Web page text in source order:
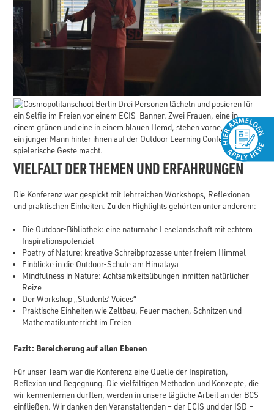
VIELFALT DER THEMEN UND ERFAHRUNGEN
Die Konferenz war gespickt mit lehrreichen Workshops, Reflexionen
und praktischen Einheiten. Zu den Highlights gehörten unter anderem:
Die Outdoor-Bibliothek: eine naturnahe Leselandschaft mit echtem
Inspirationspotenzial
Poetry of Nature: kreative Schreibprozesse unter freiem Himmel
Einblicke in die Outdoor-Schule am Himalaya
Mindfulness in Nature: Achtsamkeitsübungen inmitten natürlicher
Reize
Der Workshop „Students’ Voices“
Praktische Einheiten wie Zeltbau, Feuer machen, Schnitzen und
Mathematikunterricht im Freien
Fazit: Bereicherung auf allen Ebenen
Für unser Team war die Konferenz eine Quelle der Inspiration,
Reflexion und Begegnung. Die vielfältigen Methoden und Konzepte, die
wir kennenlernen durften, werden in unsere tägliche Arbeit an der BCS
einfließen. Wir danken den Veranstaltenden – der ECIS und der ISD –